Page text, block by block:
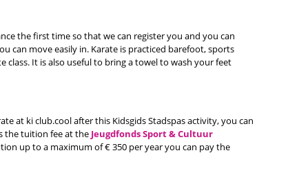
the first time so that we can register you and you can
can move easily in. Karate is practiced barefoot, sports
class. It is also useful to bring a towel to wash your feet
at ki club.cool after this Kidsgids Stadspas activity, you can
the tuition fee at the Jeugdfonds Sport & Cultuur
up to a maximum of € 350 per year you can pay the